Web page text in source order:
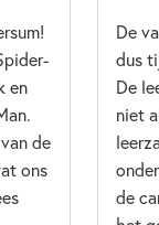
en
de
ons
De
dus
De
niet
de